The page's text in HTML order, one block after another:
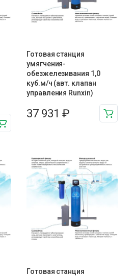
Готовая станция
умягчения-
обезжелезивания 1,0
куб.м/ч (авт. клапан
управления Runxin)
37 931 ₽
Готовая станция